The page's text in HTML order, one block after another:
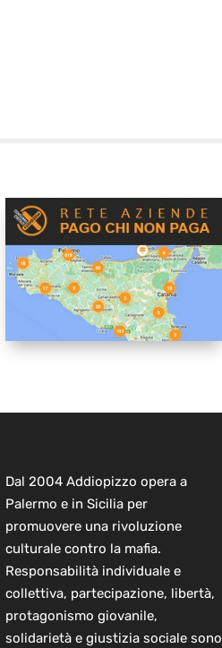
Dal 2004 Addiopizzo opera a
Palermo e in Sicilia per
promuovere una rivoluzione
culturale contro la mafia.
Responsabilità individuale e
collettiva, partecipazione, libertà,
protagonismo giovanile,
solidarietà e giustizia sociale sono